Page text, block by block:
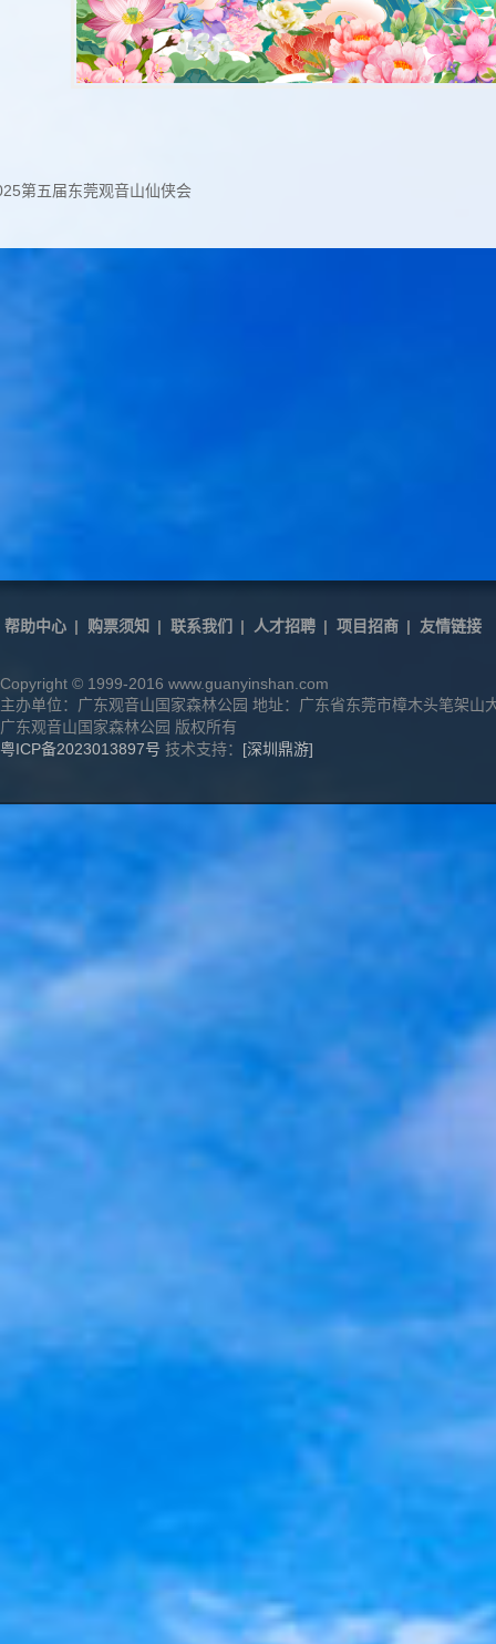
第五届东莞观音山仙侠会
帮助中心 | 购票须知 | 联系我们 | 人才招聘 | 项目招商 | 友情链接
Copyright © 1999-2016 www.guanyinshan.com
主办单位：广东观音山国家森林公园 地址：广东省东莞市樟木头笔架山
广东观音山国家森林公园 版权所有
粤ICP备2023013897号 技术支持： [深圳鼎游]